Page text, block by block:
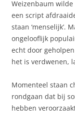
Weizenbaum
een script
staan ‘menselijk’.
ongelooflijk
echt door
het is verdwenen,
Momenteel staan
rondgaan dat bij
hebben